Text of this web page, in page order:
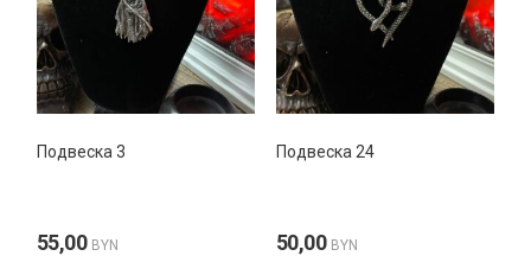
Подвеска 3
55,00 BYN
Подвеска 24
50,00 BYN